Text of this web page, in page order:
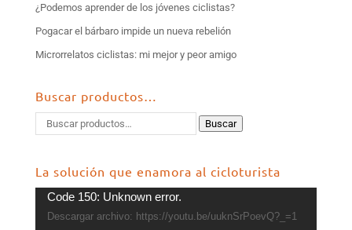
¿Podemos aprender de los jóvenes ciclistas?
Pogacar el bárbaro impide un nueva rebelión
Microrrelatos ciclistas: mi mejor y peor amigo
Buscar productos…
Buscar
La solución que enamora al cicloturista
Reproductor
Code 150: Unknown error.
Descargar archivo: https://youtu.be/uuknSrPoevQ?_=1